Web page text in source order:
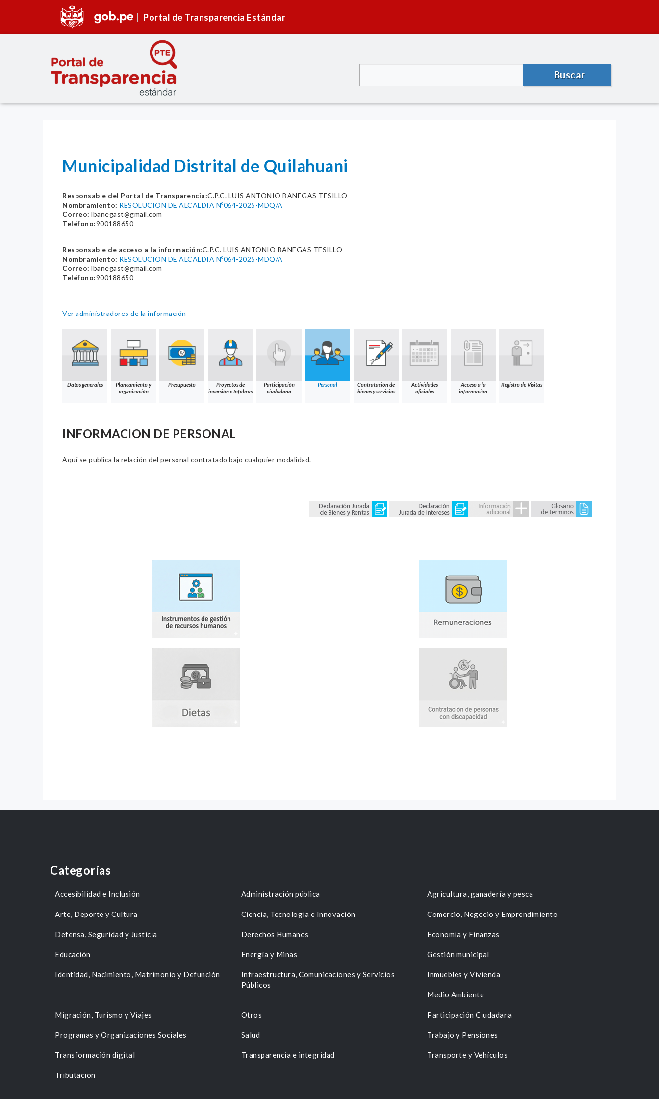
Portal de Transparencia Estándar
Buscar
Municipalidad Distrital de Quilahuani
Responsable del Portal de Transparencia:C.P.C. LUIS ANTONIO BANEGAS TESILLO
Nombramiento: RESOLUCION DE ALCALDIA Nº064-2025-MDQ/A
Correo: lbanegast@gmail.com
Teléfono:900188650
Responsable de acceso a la información:C.P.C. LUIS ANTONIO BANEGAS TESILLO
Nombramiento: RESOLUCION DE ALCALDIA Nº064-2025-MDQ/A
Correo: lbanegast@gmail.com
Teléfono:900188650
Ver administradores de la información
Datos generales
Planeamiento y
organización
Presupuesto
Proyectos de
inversión e Infobras
Participación
ciudadana
Personal
Contratación de
bienes y servicios
Actividades
oficiales
Acceso a la
información
Registro de Visitas
INFORMACION DE PERSONAL
Aquí se publica la relación del personal contratado bajo cualquier modalidad.
Categorías
Accesibilidad e Inclusión Administración pública Agricultura, ganadería y pesca
Arte, Deporte y Cultura Ciencia, Tecnología e Innovación Comercio, Negocio y Emprendimiento
Defensa, Seguridad y Justicia Derechos Humanos Economía y Finanzas
Educación Energía y Minas Gestión municipal
Identidad, Nacimiento, Matrimonio y Defunción
Infraestructura, Comunicaciones y Servicios
Públicos
Inmuebles y Vivienda
Medio Ambiente
Migración, Turismo y Viajes Otros Participación Ciudadana
Programas y Organizaciones Sociales Salud Trabajo y Pensiones
Transformación digital Transparencia e integridad Transporte y Vehículos
Tributación